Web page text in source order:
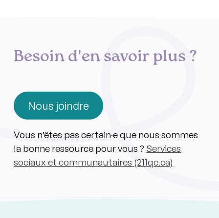
Besoin d'en savoir plus ?
Nous joindre
Vous n’êtes pas certain·e que nous sommes
la bonne ressource pour vous ? Services
sociaux et communautaires (211qc.ca)